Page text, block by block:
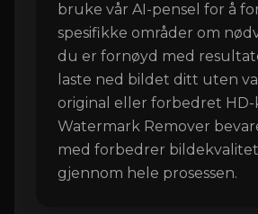
bruke vår AI-pensel for å
spesifikke områder om
du er fornøyd med
laste ned bildet ditt uten
original eller forbedret HD-
Watermark Remover
med forbedrer
gjennom hele prosessen.